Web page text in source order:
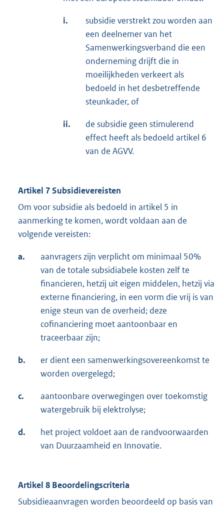
i.
subsidie verstrekt zou worden aan
een deelnemer van het
Samenwerkingsverband die een
onderneming drijft die in
moeilijkheden verkeert als
bedoeld in het desbetreffende
steunkader, of
ii.
de subsidie geen stimulerend
effect heeft als bedoeld artikel 6
van de AGVV.
Artikel 7 Subsidievereisten
Om voor subsidie als bedoeld in artikel 5 in
aanmerking te komen, wordt voldaan aan de
volgende vereisten:
a.
aanvragers zijn verplicht om minimaal 50%
van de totale subsidiabele kosten zelf te
financieren, hetzij uit eigen middelen, hetzij via
externe financiering, in een vorm die vrij is van
enige steun van de overheid; deze
cofinanciering moet aantoonbaar en
traceerbaar zijn;
b.
er dient een samenwerkingsovereenkomst te
worden overgelegd;
c.
aantoonbare overwegingen over toekomstig
watergebruik bij elektrolyse;
d.
het project voldoet aan de randvoorwaarden
van Duurzaamheid en Innovatie.
Artikel 8 Beoordelingscriteria
Subsidieaanvragen worden beoordeeld op basis van